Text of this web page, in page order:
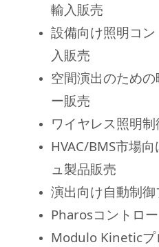
輸入販売
設備向け照明コ
入販売
空間演出のため
ー販売
ワイヤレス照明
HVAC/BMS市場
ュ製品販売
演出向け自動制
Pharosコントロ
Modulo Kineticプ